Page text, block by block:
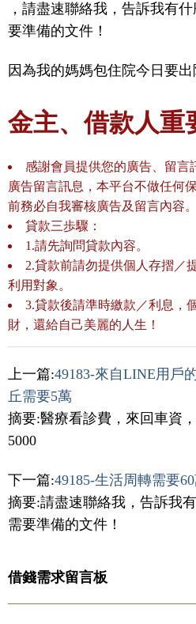
，請盡速聯絡我，告訴我有
要準備的文件！
因為我的媽媽包住院今日要
金主、借款人重
感謝會員提供您的廣告、留言
廣告留言訊息，本平台不做任何
前務必自我審核廣告及留言內容。
貸款三歩驟：
1.請先詢問貸款內容。
2.貸款前請勿提供個人存摺／
利用對象。
3.貸款後請準時繳款／利息，
財，還給自己美麗的人生！
上一篇:49183-來自LINE用戶
丘需要5萬
摘要:醫療看診費，來回車資
5000
下一篇:49185-生活周轉需要
摘要:請盡速聯絡我，告訴我
需要準備的文件！
借錢需求留言板